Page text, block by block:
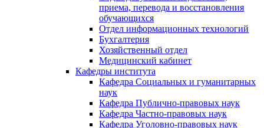
приема, перевода и восстановления
обучающихся
Отдел информационных технологий
Бухгалтерия
Хозяйственный отдел
Медицинский кабинет
Кафедры института
Кафедра Социальных и гуманитарных
наук
Кафедра Публично-правовых наук
Кафедра Частно-правовых наук
Кафедра Уголовно-правовых наук